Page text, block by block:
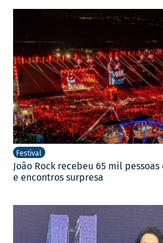
Festival
João Rock recebeu 65 mil
e encontros surpresa